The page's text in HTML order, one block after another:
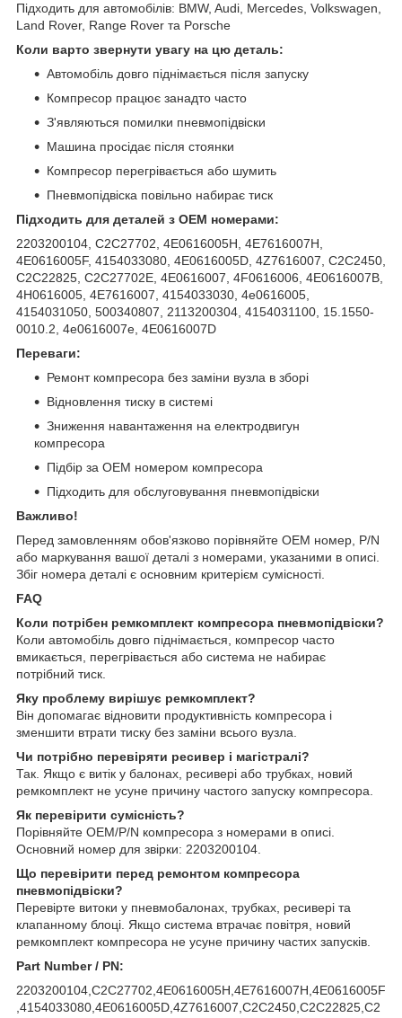
Підходить для автомобілів: BMW, Audi, Mercedes, Volkswagen,
Land Rover, Range Rover та Porsche
Коли варто звернути увагу на цю деталь:
Автомобіль довго піднімається після запуску
Компресор працює занадто часто
З'являються помилки пневмопідвіски
Машина просідає після стоянки
Компресор перегрівається або шумить
Пневмопідвіска повільно набирає тиск
Підходить для деталей з OEM номерами:
2203200104, C2C27702, 4E0616005H, 4E7616007H,
4E0616005F, 4154033080, 4E0616005D, 4Z7616007, C2C2450,
C2C22825, C2C27702E, 4E0616007, 4F0616006, 4E0616007B,
4H0616005, 4E7616007, 4154033030, 4e0616005,
4154031050, 500340807, 2113200304, 4154031100, 15.1550-
0010.2, 4e0616007e, 4E0616007D
Переваги:
Ремонт компресора без заміни вузла в зборі
Відновлення тиску в системі
Зниження навантаження на електродвигун
компресора
Підбір за OEM номером компресора
Підходить для обслуговування пневмопідвіски
Важливо!
Перед замовленням обов'язково порівняйте OEM номер, P/N
або маркування вашої деталі з номерами, указаними в описі.
Збіг номера деталі є основним критерієм сумісності.
FAQ
Коли потрібен ремкомплект компресора пневмопідвіски?
Коли автомобіль довго піднімається, компресор часто
вмикається, перегрівається або система не набирає
потрібний тиск.
Яку проблему вирішує ремкомплект?
Він допомагає відновити продуктивність компресора і
зменшити втрати тиску без заміни всього вузла.
Чи потрібно перевіряти ресивер і магістралі?
Так. Якщо є витік у балонах, ресивері або трубках, новий
ремкомплект не усуне причину частого запуску компресора.
Як перевірити сумісність?
Порівняйте OEM/P/N компресора з номерами в описі.
Основний номер для звірки: 2203200104.
Що перевірити перед ремонтом компресора
пневмопідвіски?
Перевірте витоки у пневмобалонах, трубках, ресивері та
клапанному блоці. Якщо система втрачає повітря, новий
ремкомплект компресора не усуне причину частих запусків.
Part Number / PN:
2203200104,C2C27702,4E0616005H,4E7616007H,4E0616005F
,4154033080,4E0616005D,4Z7616007,C2C2450,C2C22825,C2